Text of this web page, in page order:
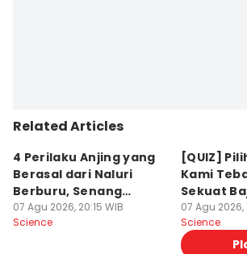
Related Articles
4 Perilaku Anjing yang
Berasal dari Naluri
Berburu, Senang
Mengejar!
07 Agu 2026, 20:15 WIB
Science
[QUIZ]
Kami
Sekuat
07 Agu 2026,
Science